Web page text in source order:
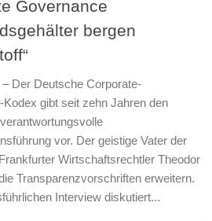
Governance
bergen
Der Deutsche Corporate-
gibt seit zehn Jahren den
vor. Der geistige Vater der
Wirtschaftsrechtler Theodor
Transparenzvorschriften erweitern.
Interview diskutiert...